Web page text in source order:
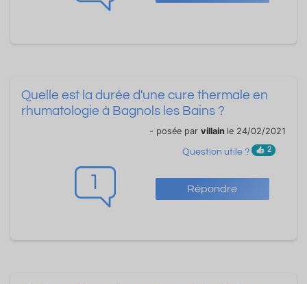
1 Répondre
Quelle est la durée d'une cure thermale en
rhumatologie à Bagnols les Bains ?
- posée par villain le 24/02/2021
Question utile ? 2